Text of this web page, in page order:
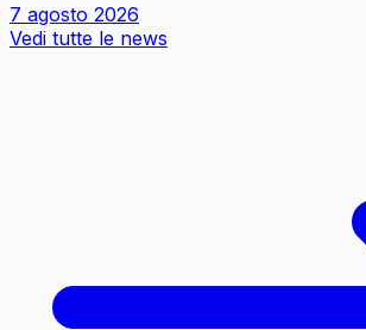
7 agosto 2026
Vedi tutte le news